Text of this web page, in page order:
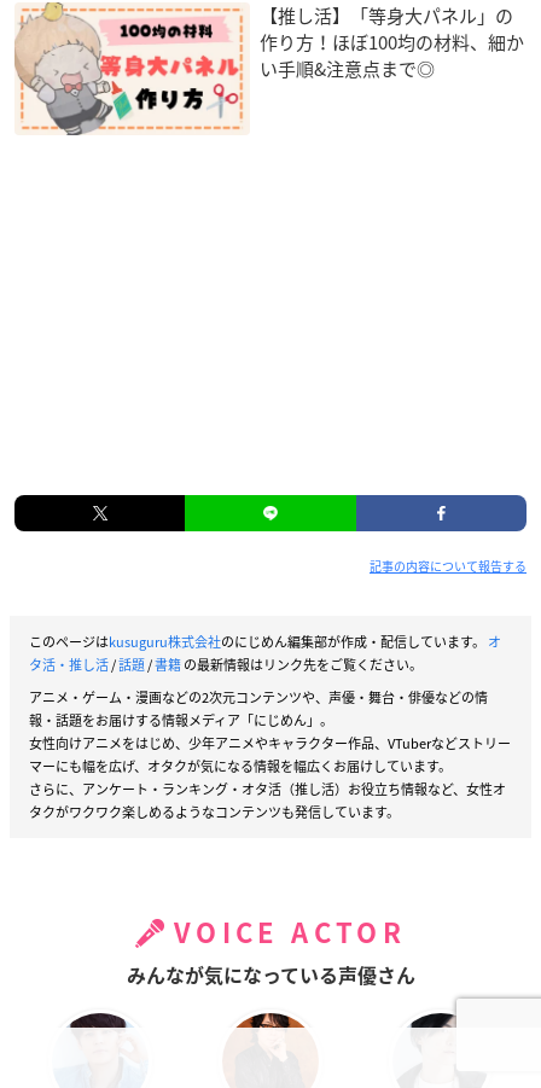
【推し活】「等身大パネル」の
作り方！ほぼ100均の材料、細か
い手順&注意点まで◎
記事の内容について報告する
このページはkusuguru株式会社のにじめん編集部が作成・配信しています。 オ
タ活・推し活/話題/書籍の最新情報はリンク先をご覧ください。
アニメ・ゲーム・漫画などの2次元コンテンツや、声優・舞台・俳優などの情
報・話題をお届けする情報メディア「にじめん」。
女性向けアニメをはじめ、少年アニメやキャラクター作品、VTuberなどストリー
マーにも幅を広げ、オタクが気になる情報を幅広くお届けしています。
さらに、アンケート・ランキング・オタ活（推し活）お役立ち情報など、女性オ
タクがワクワク楽しめるようなコンテンツも発信しています。
VOICE ACTOR
みんなが気になっている声優さん